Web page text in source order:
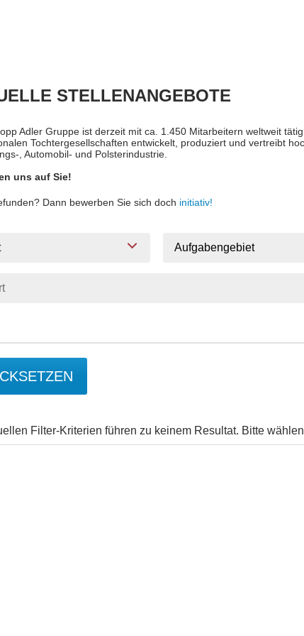
STELLENANGEBOTE
Adler Gruppe ist derzeit mit ca. 1.450 Mitarbeitern weltweit
Tochtergesellschaften entwickelt, produziert und vertreibt
, Automobil- und Polsterindustrie.
uns auf Sie!
Dann bewerben Sie sich doch initiativ!
Aufgabengebiet
Filter-Kriterien führen zu keinem Resultat. Bitte